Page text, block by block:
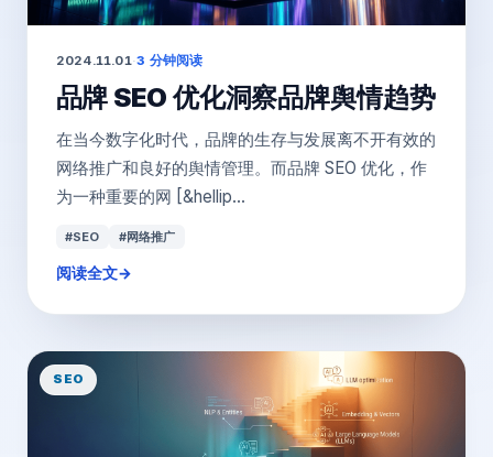
2024.11.01·3 分钟阅读
品牌 SEO 优化洞察品牌舆情趋势
在当今数字化时代，品牌的生存与发展离不开有效的
网络推广和良好的舆情管理。而品牌 SEO 优化，作
为一种重要的网 [&hellip...
#SEO #网络推广
阅读全文→
SEO